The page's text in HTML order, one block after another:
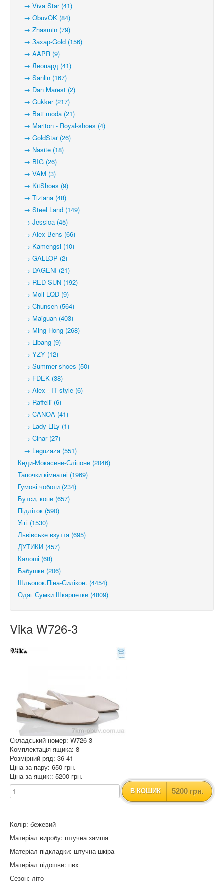
→ Viva Star (41)
→ ObuvOK (84)
→ Zhasmin (79)
→ Захар-Gold (156)
→ AAPR (9)
→ Леопард (41)
→ Sanlin (167)
→ Dan Marest (2)
→ Gukker (217)
→ Bati moda (21)
→ Mariton - Royal-shoes (4)
→ GoldStar (26)
→ Nasite (18)
→ BIG (26)
→ VAM (3)
→ KitShoes (9)
→ Tiziana (48)
→ Steel Land (149)
→ Jessica (45)
→ Alex Bens (66)
→ Kamengsi (10)
→ GALLOP (2)
→ DAGENI (21)
→ RED-SUN (192)
→ Moli-LQD (9)
→ Chunsen (564)
→ Maiguan (403)
→ Ming Hong (268)
→ Libang (9)
→ YZY (12)
→ Summer shoes (50)
→ FDEK (38)
→ Alex - IT style (6)
→ Raffelli (6)
→ CANOA (41)
→ Lady LiLy (1)
→ Cinar (27)
→ Leguzaza (551)
Кеди-Мокасини-Сліпони (2046)
Тапочки кімнатні (1969)
Гумові чоботи (234)
Бутси, копи (657)
Підліток (590)
Уггі (1530)
Львівське взуття (695)
ДУТИКИ (457)
Калоші (68)
Бабушки (206)
Шльопок.Піна-Силікон. (4454)
Одяг Сумки Шкарпетки (4809)
Vika W726-3
Складський номер: W726-3
Комплектація ящика: 8
Розмірний ряд: 36-41
Ціна за пару: 650 грн.
Ціна за ящик:: 5200 грн.
В КОШИК 5200 грн.
Колір: бежевий
Матеріал виробу: штучна замша
Матеріал підкладки: штучна шкіра
Матеріал підошви: пвх
Сезон: літо